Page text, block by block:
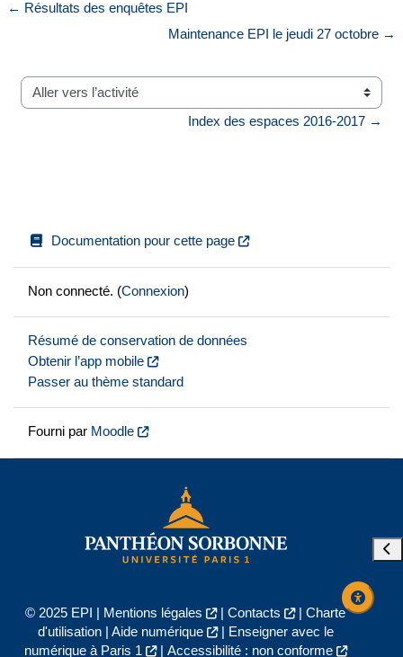
← Résultats des enquêtes EPI
Maintenance EPI le jeudi 27 octobre →
Aller vers l’activité
Index des espaces 2016-2017 →
Documentation pour cette page
Non connecté. (Connexion)
Résumé de conservation de données
Obtenir l’app mobile
Passer au thème standard
Fourni par Moodle
© 2025 EPI | Mentions légales | Contacts | Charte
d'utilisation| Aide numérique |
Enseigner avec le
numérique à Paris 1
| Accessibilité : non conforme